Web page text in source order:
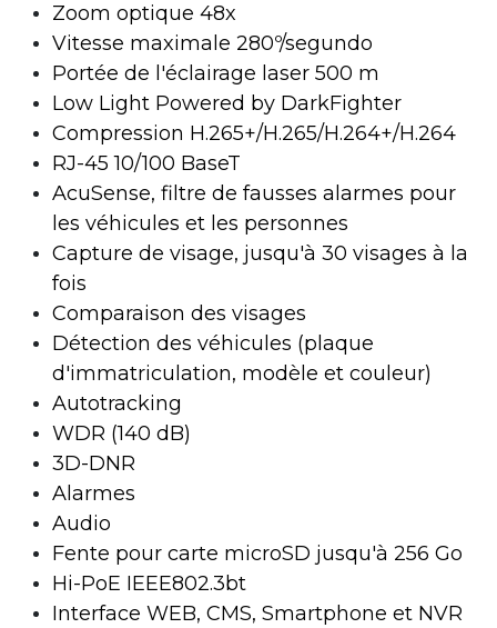
Zoom optique 48x
Vitesse maximale 280º/segundo
Portée de l'éclairage laser 500 m
Low Light Powered by DarkFighter
Compression H.265+/H.265/H.264+/H.264
RJ-45 10/100 BaseT
AcuSense, filtre de fausses alarmes pour
les véhicules et les personnes
Capture de visage, jusqu'à 30 visages à la
fois
Comparaison des visages
Détection des véhicules (plaque
d'immatriculation, modèle et couleur)
Autotracking
WDR (140 dB)
3D-DNR
Alarmes
Audio
Fente pour carte microSD jusqu'à 256 Go
Hi-PoE IEEE802.3bt
Interface WEB, CMS, Smartphone et NVR